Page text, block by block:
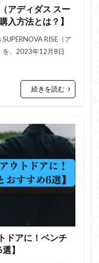
（アディダス スー
入方法とは？】
RISE（ア
を、2023年12月8日
続きを読む
ドアに！ベンチ
】